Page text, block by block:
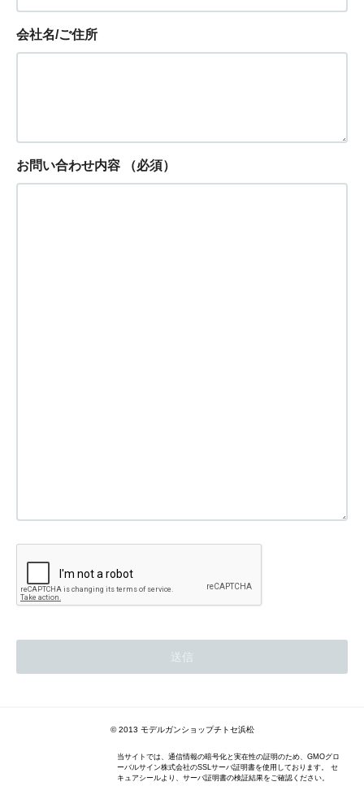
会社名/ご住所
お問い合わせ内容 （必須）
© 2013 モデルガンショップチトセ浜松
当サイトでは、通信情報の暗号化と実在性の証明のため、GMOグロ
ーバルサイン株式会社のSSLサーバ証明書を使用しております。 セ
キュアシールより、サーバ証明書の検証結果をご確認ください。